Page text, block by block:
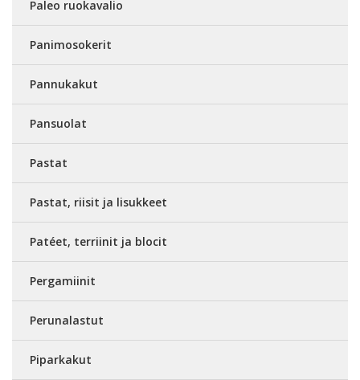
Paleo ruokavalio
Panimosokerit
Pannukakut
Pansuolat
Pastat
Pastat, riisit ja lisukkeet
Patéet, terriinit ja blocit
Pergamiinit
Perunalastut
Piparkakut